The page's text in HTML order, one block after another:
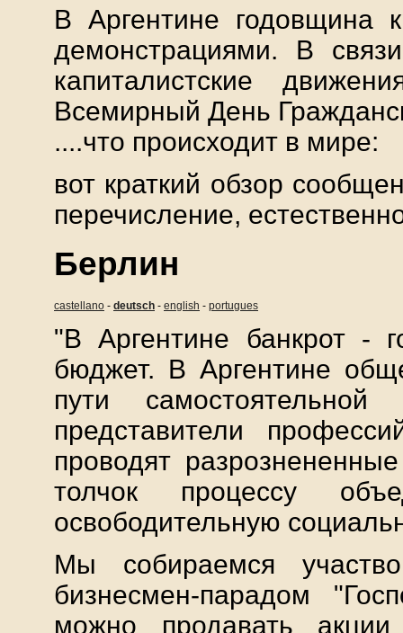
В Аргентине годовщина
демонстрациями. В
капиталистские
Всемирный День
....что происходит в мире:
вот краткий обзор
перечисление,
Берлин
castellano - deutsch - english - portugues
"В Аргентине банкрот -
бюджет. В Аргентине
пути
представители
проводят
толчок процессу
освободительную
Мы собираемся
бизнесмен-парадом
можно продавать